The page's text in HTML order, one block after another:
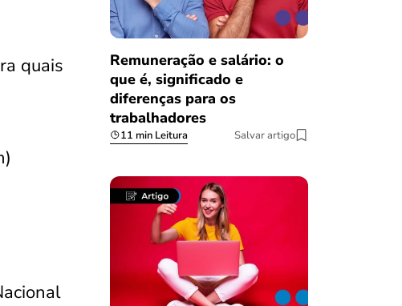
quais
Remuneração e salário: o
que é, significado e
diferenças para os
trabalhadores
11 min Leitura Salvar artigo